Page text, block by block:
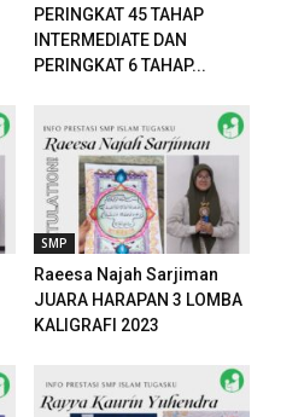
PERINGKAT 45 TAHAP
INTERMEDIATE DAN
PERINGKAT 6 TAHAP...
SMP
Raeesa Najah Sarjiman
JUARA HARAPAN 3 LOMBA
KALIGRAFI 2023